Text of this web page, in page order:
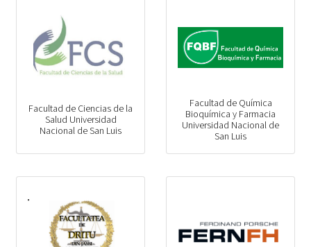
Facultad de Ciencias de la
Salud Universidad
Nacional de San Luis
Facultad de Química
Bioquímica y Farmacia
Universidad Nacional de
San Luis